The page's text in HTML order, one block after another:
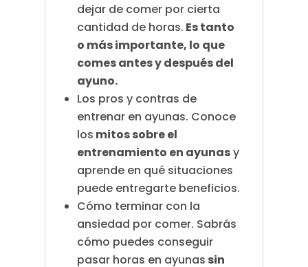
dejar de comer por cierta
cantidad de horas. Es tanto
o más importante, lo que
comes antes y después del
ayuno.
Los pros y contras de
entrenar en ayunas. Conoce
los mitos sobre el
entrenamiento en ayunasy
aprende en qué situaciones
puede entregarte beneficios.
Cómo terminar con la
ansiedad por comer. Sabrás
cómo puedes conseguir
pasar horas en ayunas sin